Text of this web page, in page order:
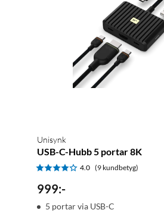
Unisynk
USB-C-Hubb 5 portar 8K
4.0 (9 kundbetyg)
999:-
5 portar via USB-C